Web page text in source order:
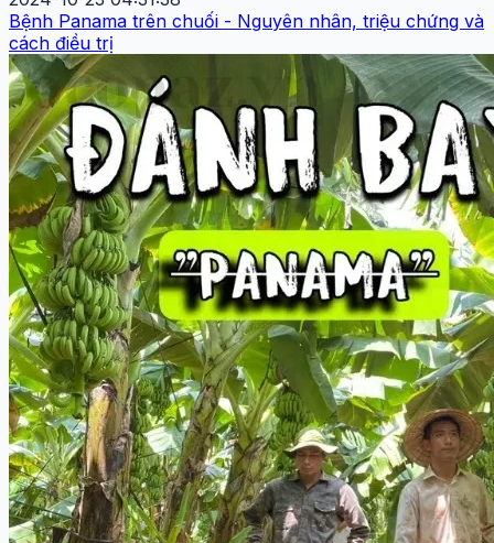
Bệnh Panama trên chuối - Nguyên nhân, triệu chứng và
cách điều trị